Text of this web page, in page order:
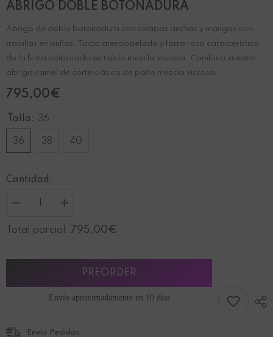
ABRIGO DOBLE BOTONADURA
Abrigo de doble botonadura con solapas anchas y mangas con
trabillas en puños. Tacto aterciopelado y forro rosa característico
de la firma elaborado en tejido mezcla viscosa. Combina nuestro
abrigo camel de corte clásico de paño mezcla viscosa.
795,00€
Talla: 36
36 38 40
Cantidad:
Missing
interpolation
for
cantidad
}}&quot;
I18n
Missing
interpolation
for
&quot;Aumentar
cantidad
de
Total parcial: 795,00€
PREORDER
Envío aproximadamente en 10 días
Envío Pedidos